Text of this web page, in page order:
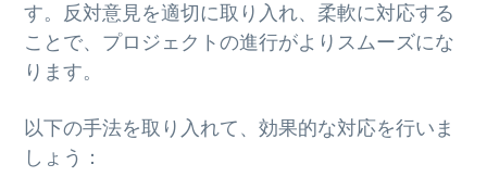
す。反対意見を適切に取り入れ、柔軟に対応する
ことで、プロジェクトの進行がよりスムーズにな
ります。
以下の手法を取り入れて、効果的な対応を行いま
しょう：